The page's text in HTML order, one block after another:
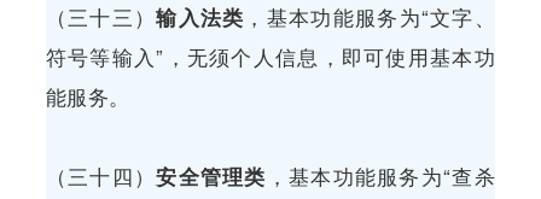
（三十三）输入法类 ，基本功能服务为“文字、
符号等输入”，无须个人信息，即可使用基本功
能服务。
（三十四）安全管理类 ，基本功能服务为“查杀